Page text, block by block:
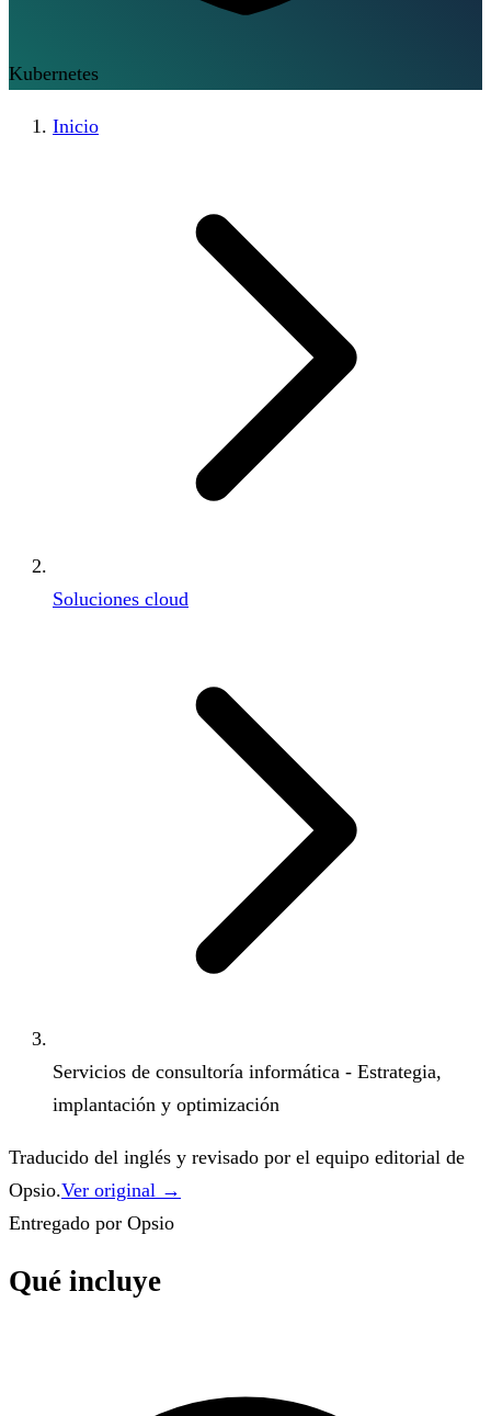
Kubernetes
Inicio
Soluciones cloud
Servicios de consultoría informática - Estrategia,
implantación y optimización
Traducido del inglés y revisado por el equipo editorial de
Opsio.Ver original →
Entregado por Opsio
Qué incluye